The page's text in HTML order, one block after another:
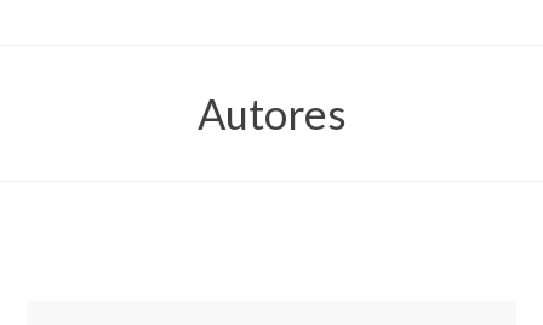
Autores